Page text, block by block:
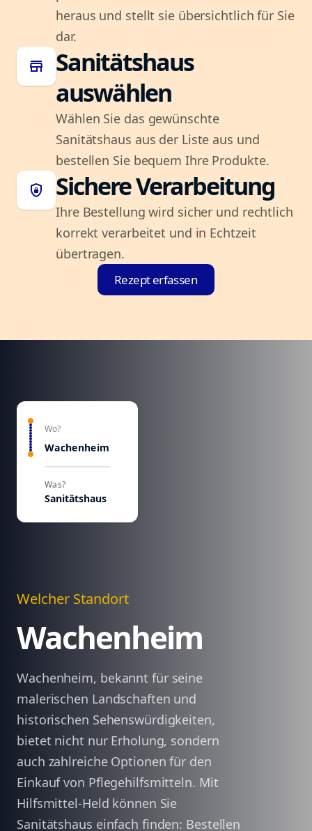
heraus und stellt sie übersichtlich für Sie
dar.
store
Sanitätshaus
auswählen
Wählen Sie das gewünschte
Sanitätshaus aus der Liste aus und
bestellen Sie bequem Ihre Produkte.
shield_lock Sichere Verarbeitung
Ihre Bestellung wird sicher und rechtlich
korrekt verarbeitet und in Echtzeit
übertragen.
Rezept erfassen
Wo?
Wachenheim
Was?
Sanitätshaus
Welcher Standort
Wachenheim
Wachenheim, bekannt für seine
malerischen Landschaften und
historischen Sehenswürdigkeiten,
bietet nicht nur Erholung, sondern
auch zahlreiche Optionen für den
Einkauf von Pflegehilfsmitteln. Mit
Hilfsmittel-Held können Sie
Sanitätshaus einfach finden: Bestellen